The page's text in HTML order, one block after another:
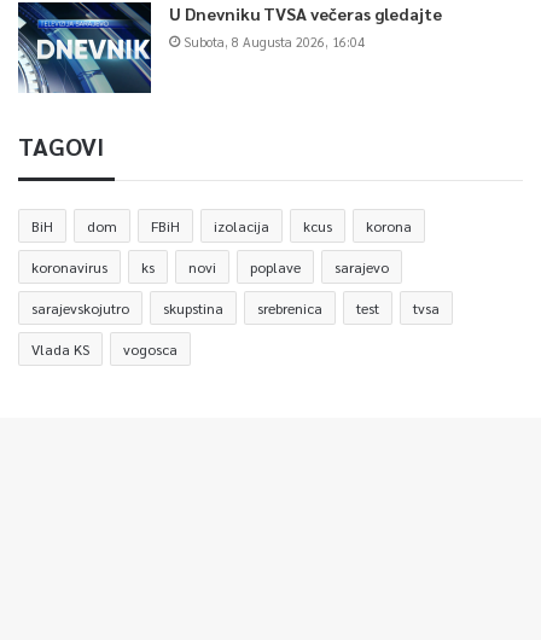
U Dnevniku TVSA večeras gledajte
Subota, 8 Augusta 2026, 16:04
TAGOVI
BiH dom FBiH izolacija kcus korona
koronavirus ks novi poplave sarajevo
sarajevskojutro skupstina srebrenica test tvsa
Vlada KS vogosca